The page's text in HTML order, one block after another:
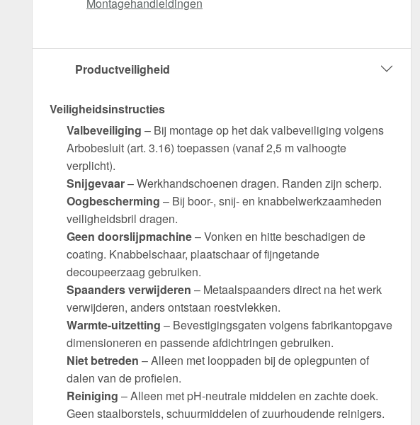
Montagehandleidingen
Productveiligheid
Veiligheidsinstructies
Valbeveiliging – Bij montage op het dak valbeveiliging volgens
Arbobesluit (art. 3.16) toepassen (vanaf 2,5 m valhoogte
verplicht).
Snijgevaar– Werkhandschoenen dragen. Randen zijn scherp.
Oogbescherming – Bij boor-, snij- en knabbelwerkzaamheden
veiligheidsbril dragen.
Geen doorslijpmachine– Vonken en hitte beschadigen de
coating. Knabbelschaar, plaatschaar of fijngetande
decoupeerzaag gebruiken.
Spaanders verwijderen – Metaalspaanders direct na het werk
verwijderen, anders ontstaan roestvlekken.
Warmte-uitzetting – Bevestigingsgaten volgens fabrikantopgave
dimensioneren en passende afdichtringen gebruiken.
Niet betreden – Alleen met looppaden bij de oplegpunten of
dalen van de profielen.
Reiniging – Alleen met pH-neutrale middelen en zachte doek.
Geen staalborstels, schuurmiddelen of zuurhoudende reinigers.